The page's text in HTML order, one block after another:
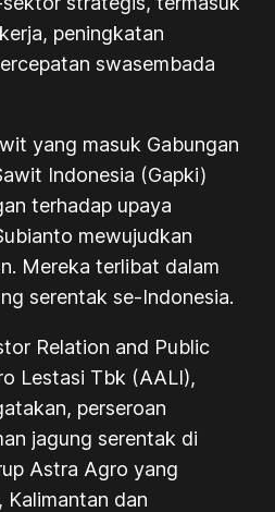
peningkatan
swasembada
yang masuk Gabungan
Indonesia (Gapki)
terhadap upaya
mewujudkan
Mereka terlibat dalam
serentak se-Indonesia.
Relation and Public
Lestasi Tbk (AALI),
perseroan
jagung serentak di
Astra Agro yang
Kalimantan dan